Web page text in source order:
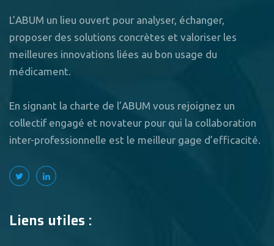
L’ABUM un lieu ouvert pour analyser, échanger,
proposer des solutions concrètes et valoriser les
meilleures innovations liées au bon usage du
médicament.
En signant la charte de l’ABUM vous rejoignez un
collectif engagé et novateur pour qui la collaboration
inter-professionnelle est le meilleur gage d’efficacité.
Liens utiles :